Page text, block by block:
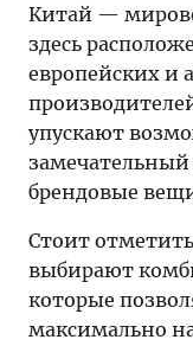
Китай —
здесь
европейских и
упускают
брендовые
Стоит
выбирают
которые
максимально